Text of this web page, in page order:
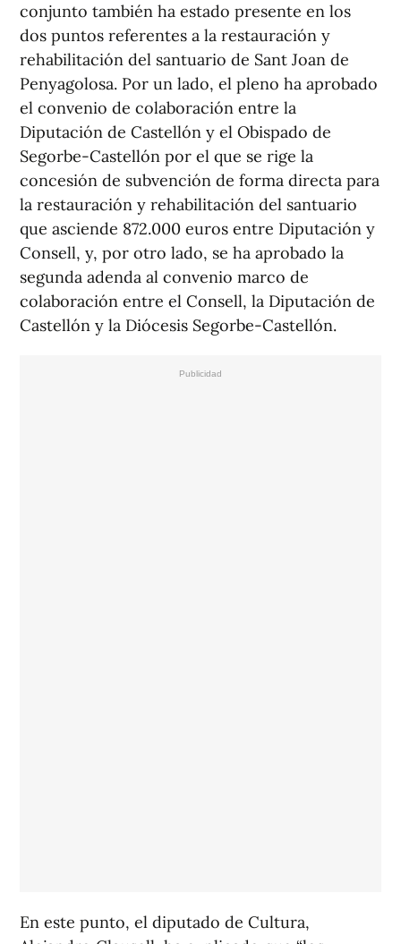
conjunto también ha estado presente en los
dos puntos referentes a la restauración y
rehabilitación del santuario de Sant Joan de
Penyagolosa. Por un lado, el pleno ha aprobado
el convenio de colaboración entre la
Diputación de Castellón y el Obispado de
Segorbe-Castellón por el que se rige la
concesión de subvención de forma directa para
la restauración y rehabilitación del santuario
que asciende 872.000 euros entre Diputación y
Consell, y, por otro lado, se ha aprobado la
segunda adenda al convenio marco de
colaboración entre el Consell, la Diputación de
Castellón y la Diócesis Segorbe-Castellón.
En este punto, el diputado de Cultura,